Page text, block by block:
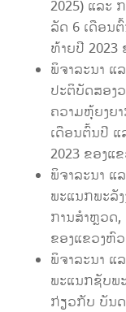
2025) ແລະ
ລັດ 6 ເດືອນ
ທ້າຍປີ 2023
ພິຈາລະນາ ແ
ປະຕິບັດສອງ
ຄວາມຫຸ້ຍງຍ
ເດືອນຕົ້ນປີ ແ
2023 ຂອງແ
ພິຈາລະນາ ແ
ພະແນກພະລັ
ການສຳຫຼວດ
ຂອງແຂວງຫົ
ພິຈາລະນາ ແ
ພະແນກຊັບພ
ກ່ຽວກັບ ບັນດ